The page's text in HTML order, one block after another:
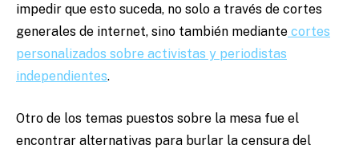
impedir que esto suceda, no solo a través de cortes
generales de internet, sino también mediante cortes
personalizados sobre activistas y periodistas
independientes.
Otro de los temas puestos sobre la mesa fue el
encontrar alternativas para burlar la censura del